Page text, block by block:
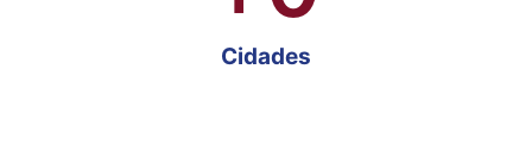
Cidades